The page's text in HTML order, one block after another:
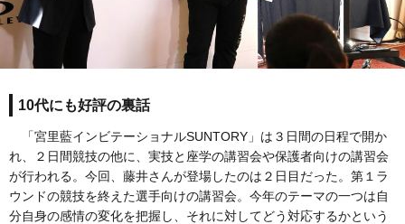
10代にも好評の裏話
「宮里藍インビテーショナルSUNTORY」は３日間の日程で開か
れ、２日間競技の他に、実技と座学の講習会や保護者向けの講習会
が行われる。今回、藤井さんが登場したのは２日目だった。第１ラ
ウンドの競技を終えた選手向けの講習会。今年のテーマの一つは自
分自身の感情の変化を把握し、それに対してどう対応するかという